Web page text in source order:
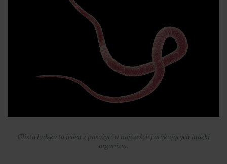
Glista ludzka to jeden z pasożytów najcześciej atakujących ludzki
organizm.